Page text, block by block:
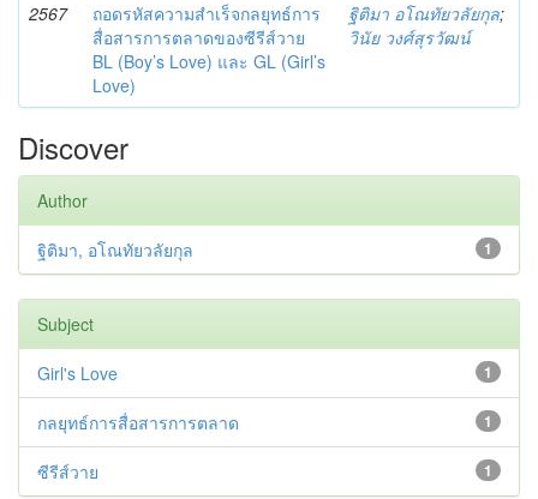
2567
ถอดรหัสความสำเร็จกลยุทธ์การ
สื่อสารการตลาดของซีรีส์วาย
BL (Boy’s Love) และ GL (Girl’s
Love)
ฐิติมา อโณทัยวลัยกุล;
วินัย วงศ์สุรวัฒน์
Discover
Author
1
ฐิติมา, อโณทัยวลัยกุล
Subject
1
Girl's Love
1
กลยุทธ์การสื่อสารการตลาด
1
ซีรีส์วาย